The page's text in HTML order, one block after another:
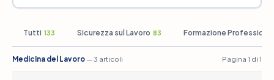
Tutti 133 Sicurezza sul Lavoro 83 Formazione
Medicina del Lavoro — 3 articoli Pagina 1 di 1